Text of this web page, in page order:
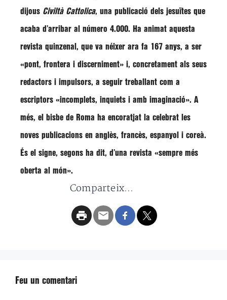
dijous Civiltà Cattolica, una publicació dels jesuïtes que
acaba d’arribar al número 4.000. Ha animat aquesta
revista quinzenal, que va néixer ara fa 167 anys, a ser
«pont, frontera i discerniment» i, concretament als seus
redactors i impulsors, a seguir treballant com a
escriptors «incomplets, inquiets i amb imaginació». A
més, el bisbe de Roma ha encoratjat la celebrat les
noves publicacions en anglès, francès, espanyol i coreà.
És el signe, segons ha dit, d’una revista «sempre més
oberta al món».
Comparteix...
Feu un comentari